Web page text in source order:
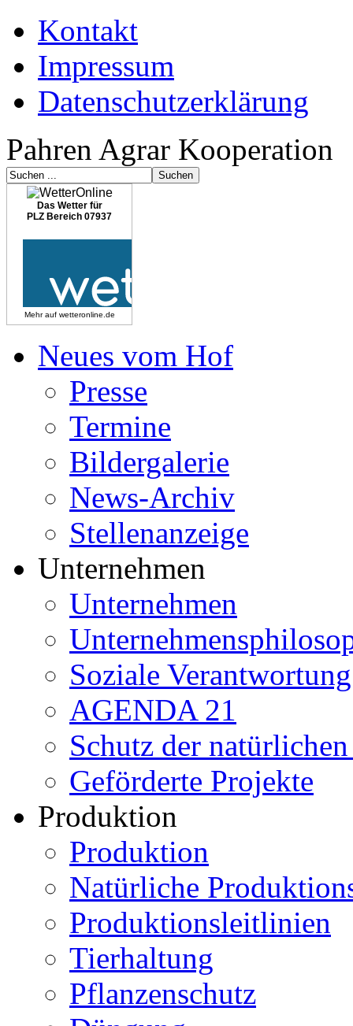
Kontakt
Impressum
Datenschutzerklärung
Pahren Agrar Kooperation
Das Wetter für
PLZ Bereich 07937
Mehr auf wetteronline.de
Neues vom Hof
Presse
Termine
Bildergalerie
News-Archiv
Stellenanzeige
Unternehmen
Unternehmen
Soziale
AGENDA 21
Schutz der
Geförderte Projekte
Produktion
Produktion
Natürliche
Produktionsleitlinien
Tierhaltung
Pflanzenschutz